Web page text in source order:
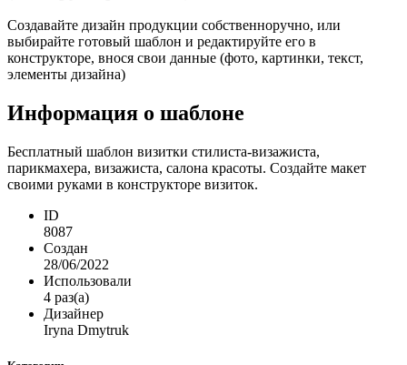
Создавайте дизайн продукции собственноручно, или
выбирайте готовый шаблон и редактируйте его в
конструкторе, внося свои данные (фото, картинки, текст,
элементы дизайна)
Информация о шаблоне
Бесплатный шаблон визитки стилиста-визажиста,
парикмахера, визажиста, салона красоты. Создайте макет
своими руками в конструкторе визиток.
ID
8087
Создан
28/06/2022
Использовали
4 раз(а)
Дизайнер
Iryna Dmytruk